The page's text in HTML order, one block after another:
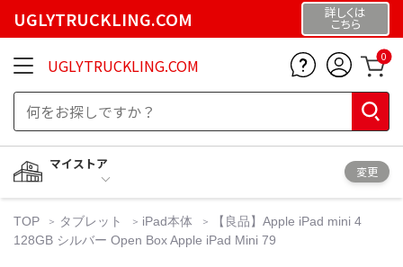
UGLYTRUCKLING.COM 詳しくは
こちら
UGLYTRUCKLING.COM 0
マイストア
変更
TOP タブレット iPad本体
【良品】Apple iPad mini 4
128GB シルバー Open Box Apple iPad Mini 79